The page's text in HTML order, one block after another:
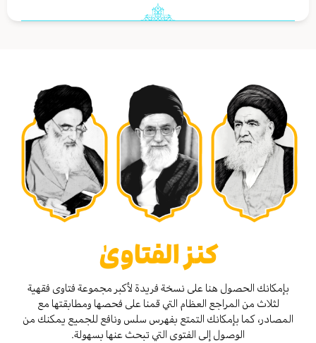
كنز الفتاوىٰ
بإمكانك الحصول هنا على نسخة فريدة لأكبر مجموعة فتاوى فقهية
لثلاث من المراجع العظام التي قمنا على فحصها ومطابقتها مع
المصادر، كما بإمكانك التمتع بفهرس سلس ونافع للجميع يمكنك من
الوصول إلى الفتوى التي تبحث عنها بسهولة.